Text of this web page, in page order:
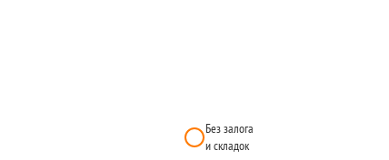
Без залога
и складок